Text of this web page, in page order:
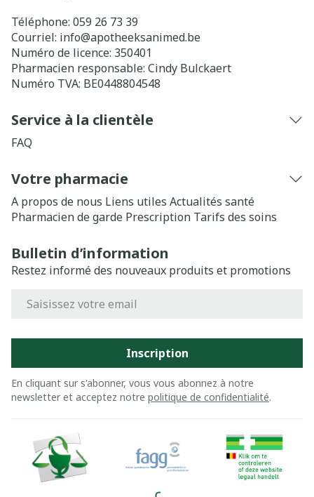
Téléphone: 059 26 73 39
Courriel: info@apotheeksanimed.be
Numéro de licence: 350401
Pharmacien responsable: Cindy Bulckaert
Numéro TVA: BE0448804548
Service à la clientèle
FAQ
Votre pharmacie
A propos de nous Liens utiles Actualités santé
Pharmacien de garde Prescription Tarifs des soins
Bulletin d’information
Restez informé des nouveaux produits et promotions
Inscription
En cliquant sur s'abonner, vous vous abonnez à notre
newsletter et acceptez notre politique de confidentialité.